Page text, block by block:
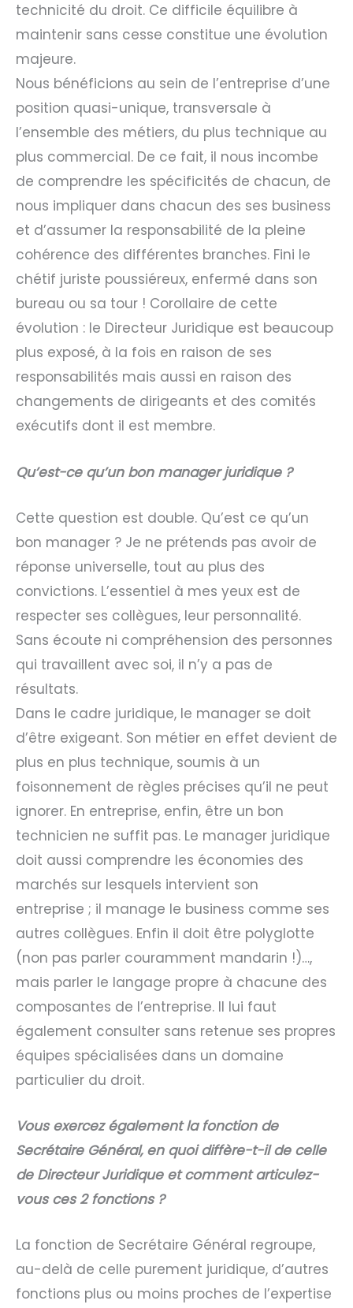
technicité du droit. Ce difficile équilibre à
maintenir sans cesse constitue une évolution
majeure.
Nous bénéficions au sein de l’entreprise d’une
position quasi-unique, transversale à
l’ensemble des métiers, du plus technique au
plus commercial. De ce fait, il nous incombe
de comprendre les spécificités de chacun, de
nous impliquer dans chacun des ses business
et d’assumer la responsabilité de la pleine
cohérence des différentes branches. Fini le
chétif juriste poussiéreux, enfermé dans son
bureau ou sa tour ! Corollaire de cette
évolution : le Directeur Juridique est beaucoup
plus exposé, à la fois en raison de ses
responsabilités mais aussi en raison des
changements de dirigeants et des comités
exécutifs dont il est membre.
Qu’est-ce qu’un bon manager juridique ?
Cette question est double. Qu’est ce qu’un
bon manager ? Je ne prétends pas avoir de
réponse universelle, tout au plus des
convictions. L’essentiel à mes yeux est de
respecter ses collègues, leur personnalité.
Sans écoute ni compréhension des personnes
qui travaillent avec soi, il n’y a pas de
résultats.
Dans le cadre juridique, le manager se doit
d’être exigeant. Son métier en effet devient de
plus en plus technique, soumis à un
foisonnement de règles précises qu’il ne peut
ignorer. En entreprise, enfin, être un bon
technicien ne suffit pas. Le manager juridique
doit aussi comprendre les économies des
marchés sur lesquels intervient son
entreprise ; il manage le business comme ses
autres collègues. Enfin il doit être polyglotte
(non pas parler couramment mandarin !)…,
mais parler le langage propre à chacune des
composantes de l’entreprise. Il lui faut
également consulter sans retenue ses propres
équipes spécialisées dans un domaine
particulier du droit.
Vous exercez également la fonction de
Secrétaire Général, en quoi diffère-t-il de celle
de Directeur Juridique et comment articulez-
vous ces 2 fonctions ?
La fonction de Secrétaire Général regroupe,
au-delà de celle purement juridique, d’autres
fonctions plus ou moins proches de l’expertise